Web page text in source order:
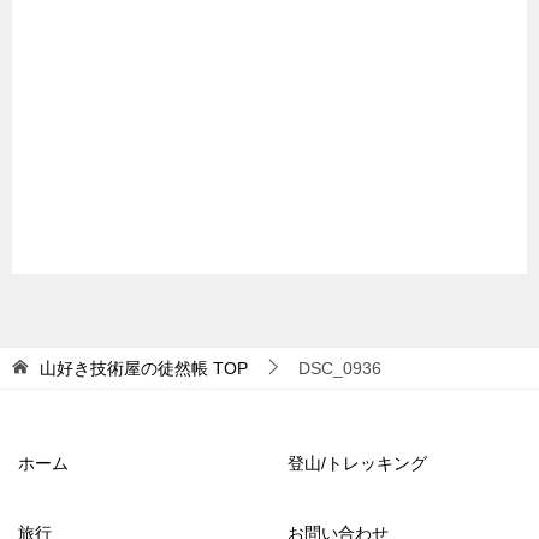
山好き技術屋の徒然帳 TOP DSC_0936
ホーム 登山/トレッキング
旅行 お問い合わせ